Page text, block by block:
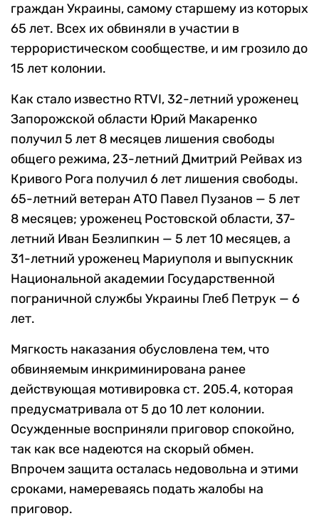
граждан Украины, самому старшему из которых
65 лет. Всех их обвиняли в участии в
террористическом сообществе, и им грозило до
15 лет колонии.
Как стало известно RTVI, 32-летний уроженец
Запорожской области Юрий Макаренко
получил 5 лет 8 месяцев лишения свободы
общего режима, 23-летний Дмитрий Рейвах из
Кривого Рога получил 6 лет лишения свободы.
65-летний ветеран АТО Павел Пузанов — 5 лет
8 месяцев; уроженец Ростовской области, 37-
летний Иван Безлипкин — 5 лет 10 месяцев, а
31-летний уроженец Мариуполя и выпускник
Национальной академии Государственной
пограничной службы Украины Глеб Петрук — 6
лет.
Мягкость наказания обусловлена тем, что
обвиняемым инкриминирована ранее
действующая мотивировка ст. 205.4, которая
предусматривала от 5 до 10 лет колонии.
Осужденные восприняли приговор спокойно,
так как все надеются на скорый обмен.
Впрочем защита осталась недовольна и этими
сроками, намереваясь подать жалобы на
приговор.